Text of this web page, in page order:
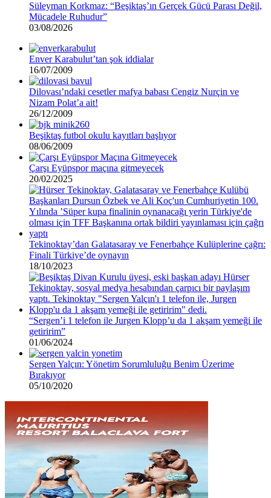
Süleyman Korkmaz: “Beşiktaş’ın Gerçek Gücü Parası Değil,
Mücadele Ruhudur”
03/08/2026
Enver Karabulut’tan şok iddialar
16/07/2009
Dilovası’ndaki cesetler mafya babası Cengiz Nurçin ve
Nizam Polat’a ait!
26/12/2009
Beşiktaş futbol okulu kayıtları başlıyor
08/06/2009
Çarşı Eyüpspor maçına gitmeyecek
20/02/2025
Tekinoktay’dan Galatasaray ve Fenerbahçe Kulüplerine çağrı:
Finali Türkiye’de oynayın
18/10/2023
“Sergen’i 1 telefon ile Jurgen Klopp’u da 1 akşam yemeği ile
getiririm”
01/06/2024
Sergen Yalçın: Yönetim Sorumluluğu Benim Üzerime
Bırakıyor
05/10/2020